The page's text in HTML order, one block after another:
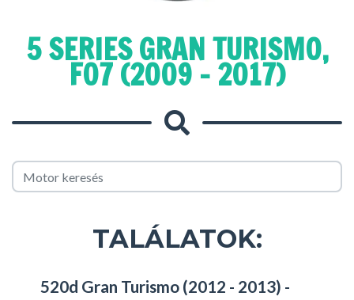
5 SERIES GRAN TURISMO,
F07 (2009 - 2017)
TALÁLATOK:
520d Gran Turismo (2012 - 2013) -